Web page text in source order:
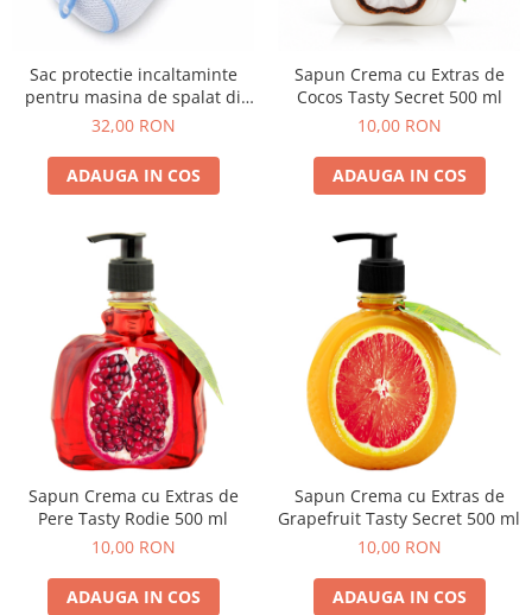
Sac protectie incaltaminte
pentru masina de spalat di
Marisa 23x38 cm
32,00 RON
ADAUGA IN COS
Sapun Crema cu Extras de
Cocos Tasty Secret 500 ml
10,00 RON
ADAUGA IN COS
Sapun Crema cu Extras de
Pere Tasty Rodie 500 ml
10,00 RON
ADAUGA IN COS
Sapun Crema cu Extras de
Grapefruit Tasty Secret 500 ml
10,00 RON
ADAUGA IN COS